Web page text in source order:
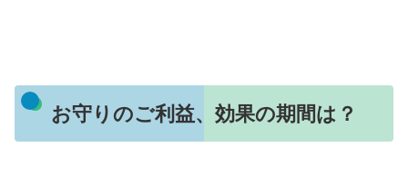
お守りのご利益、効果の期間は？